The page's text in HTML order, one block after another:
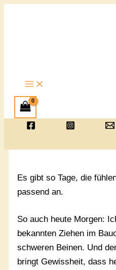
Es gibt so Tage, die
passend an.
So auch heute Morgen: I
bekannten Ziehen im
schweren Beinen. Und
bringt Gewissheit, dass